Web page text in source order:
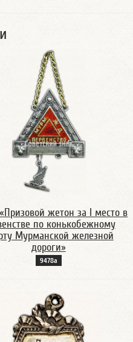
жетон за I место в
по конькобежному
Мурманской железной
дороги»
9478а